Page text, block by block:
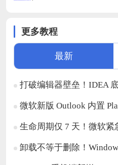
更多教程
最新
打破编辑器壁垒！IDEA 底层
微软新版 Outlook 内置
生命周期仅 7 天！微软紧急撤回
卸载不等于删除！Windows 软